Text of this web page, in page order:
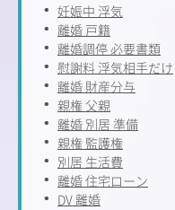
妊娠中 浮気
離婚 戸籍
離婚調停 必要書類
慰謝料 浮気相手だけ
離婚 財産分与
親権 父親
離婚 別居 準備
親権 監護権
別居 生活費
離婚 住宅ローン
DV 離婚